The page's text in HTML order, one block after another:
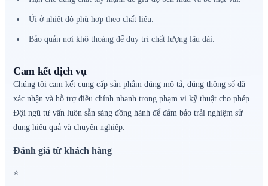
Ủi ở nhiệt độ phù hợp theo chất liệu.
Bảo quản nơi khô thoáng để duy trì chất lượng lâu dài.
Cam kết dịch vụ
Chúng tôi cam kết cung cấp sản phẩm đúng mô tả, đúng thông số đã
xác nhận và hỗ trợ điều chỉnh nhanh trong phạm vi kỹ thuật cho phép.
Đội ngũ tư vấn luôn sẵn sàng đồng hành để đảm bảo trải nghiệm sử
dụng hiệu quả và chuyên nghiệp.
Đánh giá từ khách hàng
⭐